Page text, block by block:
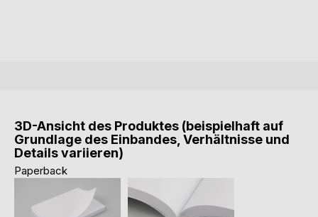
3D-Ansicht des Produktes (beispielhaft auf
Grundlage des Einbandes, Verhältnisse und
Details variieren)
Paperback